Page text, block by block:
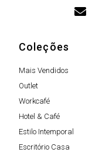
Coleções
Mais Vendidos
Outlet
Workcafé
Hotel & Café
Estilo Intemporal
Escritório Casa